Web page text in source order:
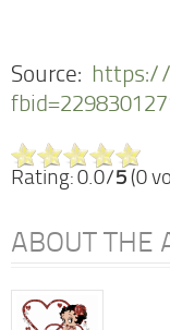
Source: https://
Rating: 0.0/5 (0
ABOUT THE